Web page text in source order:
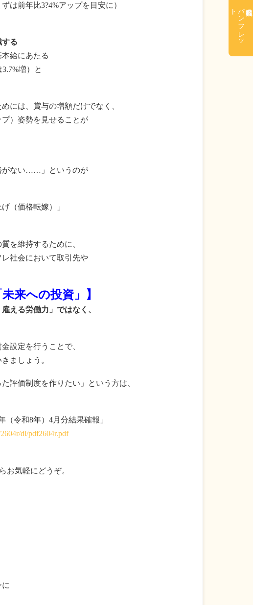
は前年比3?4%アップを目安に）
する
給にあたる
増）と
には、賞与の増額だけでなく、
）姿勢を見せることが
がない……」というのが
（価格転嫁）」
を維持するために、
社会において取引先や
来への投資」】
える労働力」ではなく、
設定を行うことで、
ましょう。
評価制度を作りたい」という方は、
令和8年）4月分結果確報」
dl/pdf2604r.pdf
お気軽にどうぞ。
パ
ン
フ
レ
ッ
ト